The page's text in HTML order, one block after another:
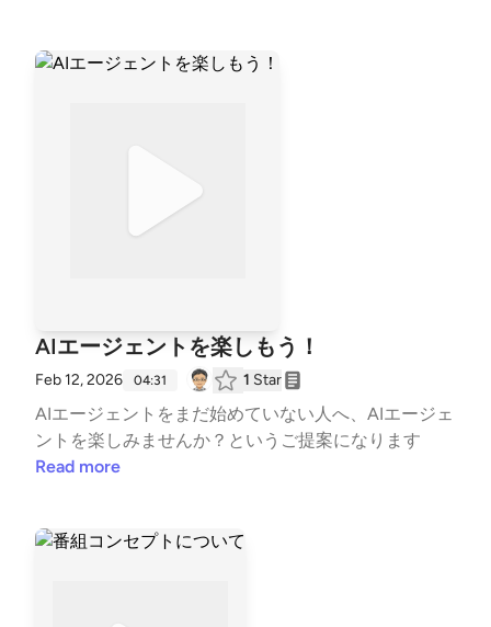
にすごく納得しましたXユーザーのJunya Ogino (荻野
両方揃ってるんだからそりゃ楽しいに決まってるよ
な。ひとりだけど、四畳半スタートアップみたいな雰
AIエージェントを楽しもう！
Feb 12, 2026 04:31 1 Star
AIエージェントをまだ始めていない人へ、AIエージェ
ントを楽しみませんか？というご提案になります
Read more